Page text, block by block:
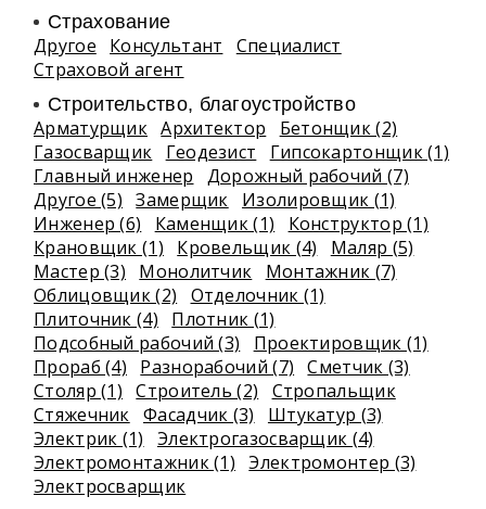
Страхование
Другое Консультант
Специалист
Страховой агент
Строительство, благоустройство
Арматурщик Архитектор
Бетонщик (2)
Газосварщик
Геодезист
Гипсокартонщик (1)
Главный инженер
Дорожный рабочий (7)
Другое (5)
Замерщик
Изолировщик (1)
Инженер (6)
Каменщик (1)
Конструктор (1)
Крановщик (1)
Кровельщик (4)
Маляр (5)
Мастер (3)
Монолитчик
Монтажник (7)
Облицовщик (2)
Отделочник (1)
Плиточник (4)
Плотник (1)
Подсобный рабочий (3)
Проектировщик (1)
Прораб (4)
Разнорабочий (7)
Сметчик (3)
Столяр (1)
Строитель (2)
Стропальщик
Стяжечник Фасадчик (3)
Штукатур (3)
Электрик (1)
Электрогазосварщик (4)
Электромонтажник (1)
Электромонтер (3)
Электросварщик